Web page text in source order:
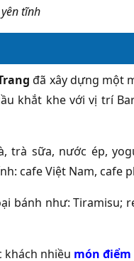
tĩnh
đã xây dựng một
khắt khe với vị trí
trà sữa, nước ép,
cafe Việt Nam, cafe
bánh như: Tiramisu;
khách nhiều món